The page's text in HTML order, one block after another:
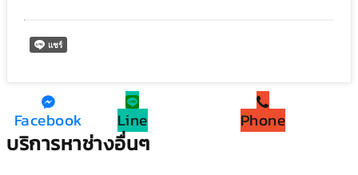
Facebook Line Phone
บริการหาช่างอื่นๆ